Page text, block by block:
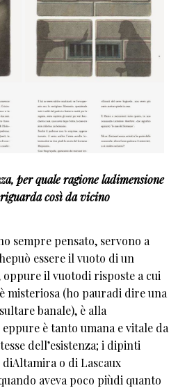
per quale ragione ladimensione
così da vicino
sempre pensato, servono a
essere il vuoto di un
il vuotodi risposte a cui
misteriosa (ho pauradi dire una
banale), è alla
è tanto umana e vitale da
dell’esistenza; i dipinti
o di Lascaux
aveva poco piùdi quanto